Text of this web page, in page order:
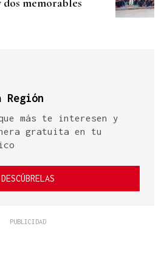
dos memorables
Región
más te interesen y
gratuita en tu
DESCÚBRELAS